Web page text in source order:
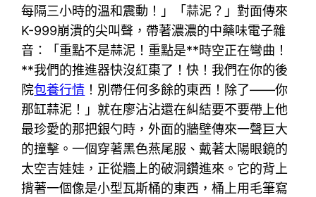
每隔三小時的溫和震動！」「蒜泥？」對面傳來
K-999崩潰的尖叫聲，帶著濃濃的中藥味電子雜
音：「重點不是蒜泥！重點是**時空正在彎曲！
**我們的推進器快沒紅棗了！快！我們在你的後
院包養行情 ！別帶任何多餘的東西！除了——你
那缸蒜泥！」就在廖沾沾還在糾結要不要帶上他
最珍愛的那把銀勺時，外面的牆壁傳來一聲巨大
的撞擊。一個穿著黑色燕尾服、戴著太陽眼鏡的
太空吉娃娃，正從牆上的破洞鑽進來。它的背上
揹著一個像是小型瓦斯桶的東西，桶上用毛筆寫